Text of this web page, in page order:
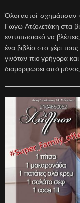
Όλοι αυτοί,
Γωγώ Ατζολετάκη στα
εντυπωσιακό να
ένα βιβλίο στο χέρι
γινόταν πιο γρήγορα
διαμορφώσει από μόνος